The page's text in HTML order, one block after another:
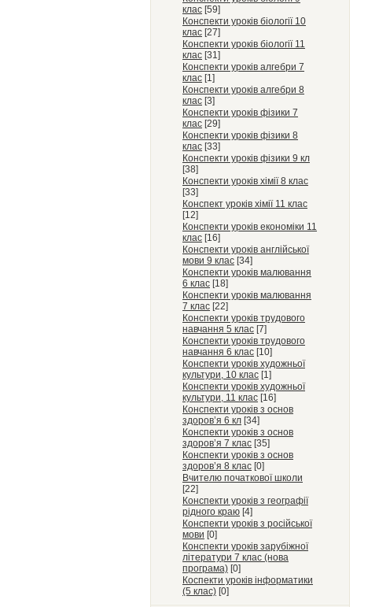
клас [59]
Конспекти уроків біології 10
клас [27]
Конспекти уроків біології 11
клас [31]
Конспекти уроків алгебри 7
клас [1]
Конспекти уроків алгебри 8
клас [3]
Конспекти уроків фізики 7
клас [29]
Конспекти уроків фізики 8
клас [33]
Конспекти уроків фізики 9 кл
[38]
Конспекти уроків хімії 8 клас
[33]
Конспект уроків хімії 11 клас
[12]
Конспекти уроків економіки 11
клас [16]
Конспекти уроків англійської
мови 9 клас [34]
Конспекти уроків малювання
6 клас [18]
Конспекти уроків малювання
7 клас [22]
Конспекти уроків трудового
навчання 5 клас [7]
Конспекти уроків трудового
навчання 6 клас [10]
Конспекти уроків художньої
культури, 10 клас [1]
Конспекти уроків художньої
культури, 11 клас [16]
Конспекти уроків з основ
здоров’я 6 кл [34]
Конспекти уроків з основ
здоров’я 7 клас [35]
Конспекти уроків з основ
здоров’я 8 клас [0]
Вчителю початкової школи
[22]
Конспекти уроків з географії
рідного краю [4]
Конспекти уроків з російської
мови [0]
Конспекти уроків зарубіжної
літератури 7 клас (нова
програма) [0]
Коспекти уроків інформатики
(5 клас) [0]